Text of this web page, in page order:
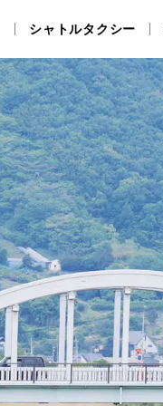
シャトルタクシー